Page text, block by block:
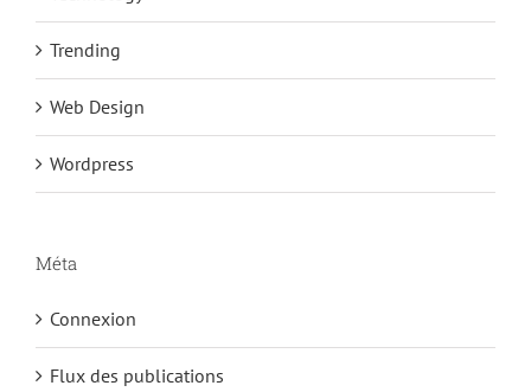
Trending
Web Design
Wordpress
Méta
Connexion
Flux des publications